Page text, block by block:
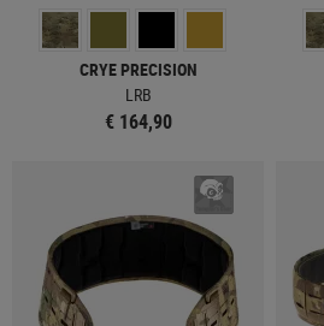
CRYE PRECISION
LRB
€ 164,90